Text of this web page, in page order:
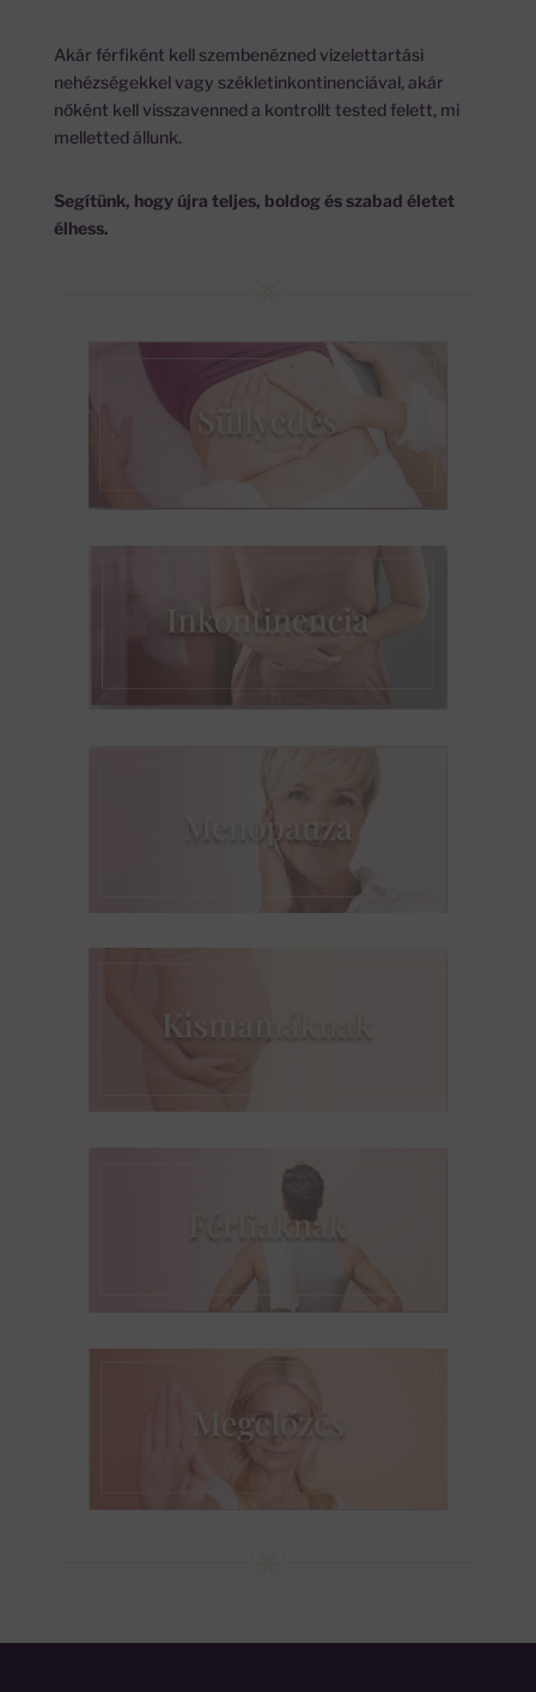
Akár férfiként kell szembenézned vizelettartási
nehézségekkel vagy székletinkontinenciával, akár
nőként kell visszavenned a kontrollt tested felett, mi
melletted állunk.
Segítünk, hogy újra teljes, boldog és szabad életet
élhess.